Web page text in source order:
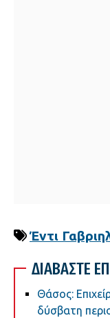
Έντι
ΔΙΑΒΑΣΤΕ
Θάσος:
δύσβατη